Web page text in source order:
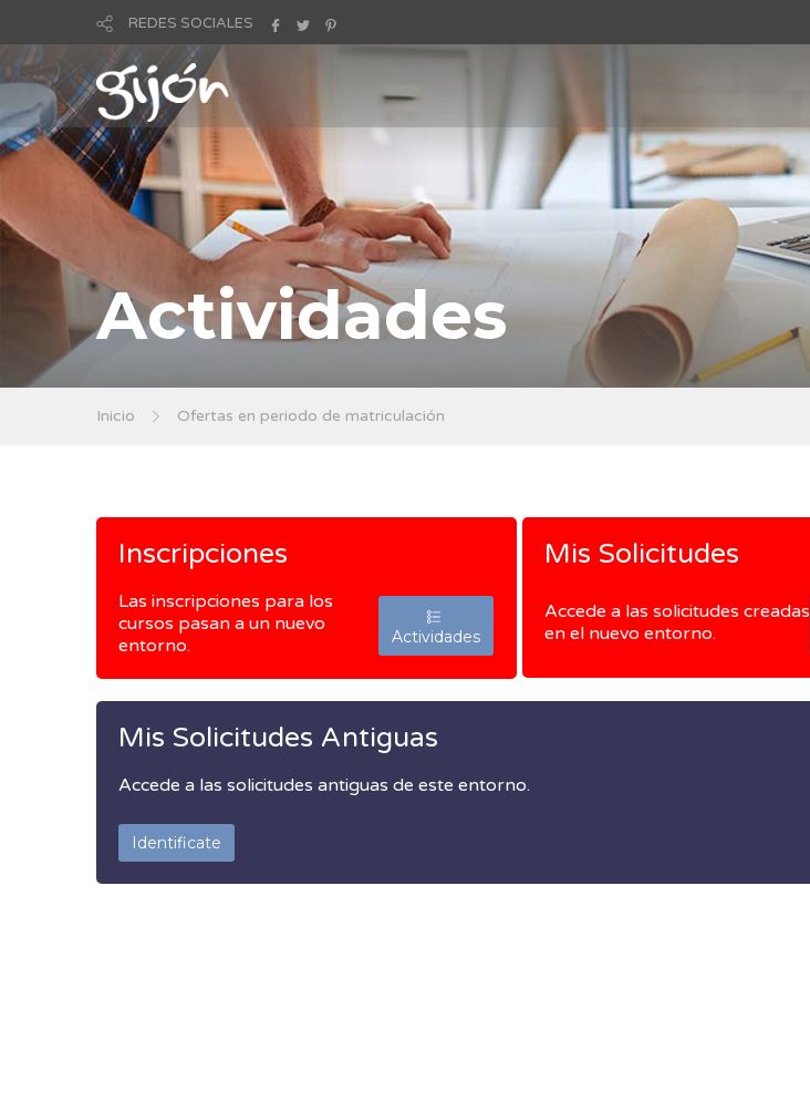
REDES SOCIALES
Actividades
Inicio Ofertas en periodo de matriculación
Inscripciones
Las inscripciones para los
cursos pasan a un nuevo
entorno.
Actividades
Mis Solicitudes
Accede a las solicitudes creadas
en el nuevo entorno.
Mis Solicitudes Antiguas
Accede a las solicitudes antiguas de este entorno.
Identificate